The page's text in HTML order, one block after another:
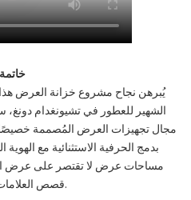
خاتمة
يُبرهن نجاح مشروع خزانة العرض
الشهير للعطور في تشيونغدام
مجال تجهيزات العرض المُصممة خصيصًا
بدمج الحرفية الاستثنائية مع الهوية
مساحات عرض لا تقتصر على عرض
قصص العلامات التجارية.